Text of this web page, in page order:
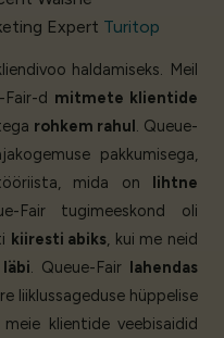
Expert Turitop
haldamiseks. Meil
d mitmete klientide
rohkem rahul. Queue-
pakkumisega,
mida on lihtne
Fair tugimeeskond oli
kiiresti abiks, kui me neid
. Queue-Fair lahendas
liiklussageduse hüppelise
klientide veebisaidid